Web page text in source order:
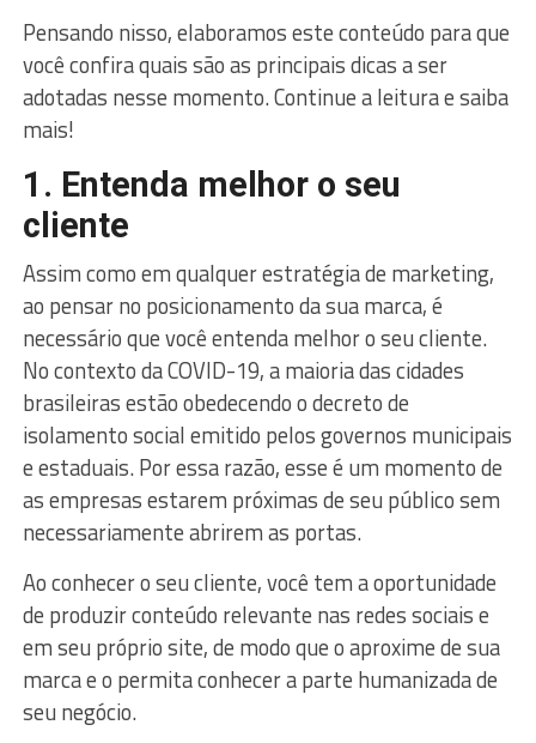
Pensando nisso, elaboramos este conteúdo para que
você confira quais são as principais dicas a ser
adotadas nesse momento. Continue a leitura e saiba
mais!
1. Entenda melhor o seu
cliente
Assim como em qualquer estratégia de marketing,
ao pensar no posicionamento da sua marca, é
necessário que você entenda melhor o seu cliente.
No contexto da COVID-19, a maioria das cidades
brasileiras estão obedecendo o decreto de
isolamento social emitido pelos governos municipais
e estaduais. Por essa razão, esse é um momento de
as empresas estarem próximas de seu público sem
necessariamente abrirem as portas.
Ao conhecer o seu cliente, você tem a oportunidade
de produzir conteúdo relevante nas redes sociais e
em seu próprio site, de modo que o aproxime de sua
marca e o permita conhecer a parte humanizada de
seu negócio.